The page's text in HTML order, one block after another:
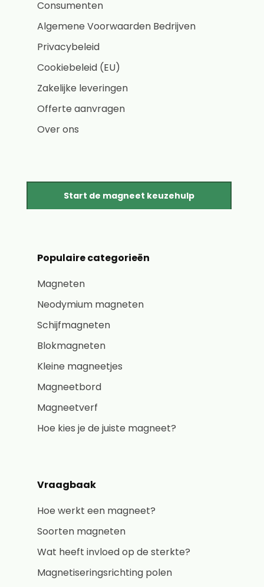
Consumenten
Algemene Voorwaarden Bedrijven
Privacybeleid
Cookiebeleid (EU)
Zakelijke leveringen
Offerte aanvragen
Over ons
Start de magneet keuzehulp
Populaire categorieën
Magneten
Neodymium magneten
Schijfmagneten
Blokmagneten
Kleine magneetjes
Magneetbord
Magneetverf
Hoe kies je de juiste magneet?
Vraagbaak
Hoe werkt een magneet?
Soorten magneten
Wat heeft invloed op de sterkte?
Magnetiseringsrichting polen